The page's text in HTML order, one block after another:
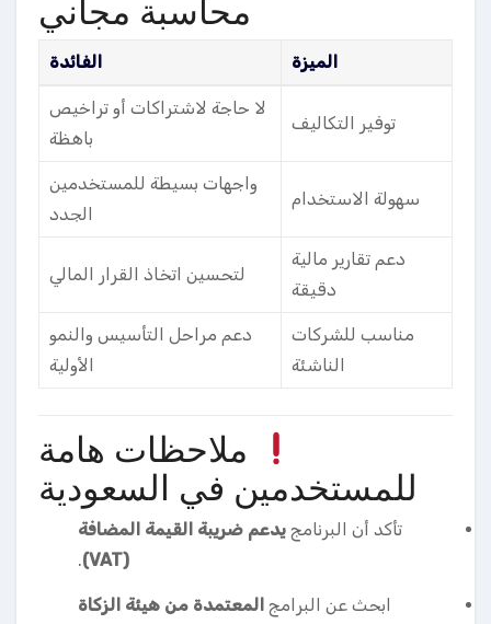
محاسبة مجاني
الميزة الفائدة
توفير التكاليف
لا حاجة لاشتراكات أو تراخيص
باهظة
سهولة الاستخدام
واجهات بسيطة للمستخدمين
الجدد
دعم تقارير مالية
دقيقة
لتحسين اتخاذ القرار المالي
مناسب للشركات
الناشئة
دعم مراحل التأسيس والنمو
الأولية
ملاحظات هامة
للمستخدمين في السعودية
تأكد أن البرنامج يدعم ضريبة القيمة المضافة
(VAT)
.
ابحث عن البرامج المعتمدة من هيئة الزكاة